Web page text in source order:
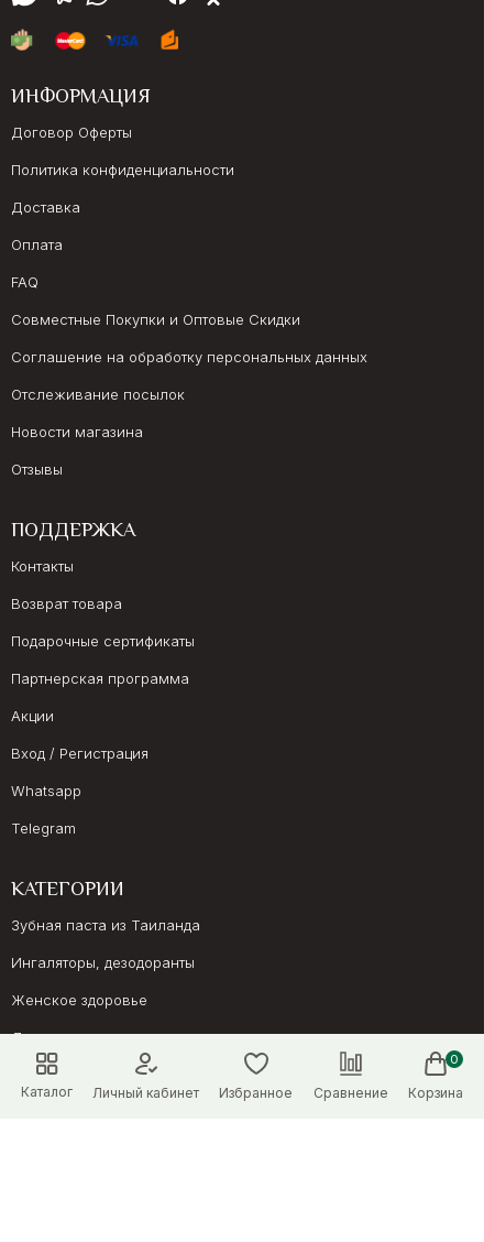
Каталог Личный кабинет Избранное Сравнение
0
Корзина
ИНФОРМАЦИЯ
Договор Оферты
Политика конфиденциальности
Доставка
Оплата
FAQ
Совместные Покупки и Оптовые Скидки
Соглашение на обработку персональных данных
Отслеживание посылок
Новости магазина
Отзывы
ПОДДЕРЖКА
Контакты
Возврат товара
Подарочные сертификаты
Партнерская программа
Акции
Вход / Регистрация
Whatsapp
Telegram
КАТЕГОРИИ
Зубная паста из Таиланда
Ингаляторы, дезодоранты
Женское здоровье
Лекарства от простуда, кашля
Препараты для иммунитета